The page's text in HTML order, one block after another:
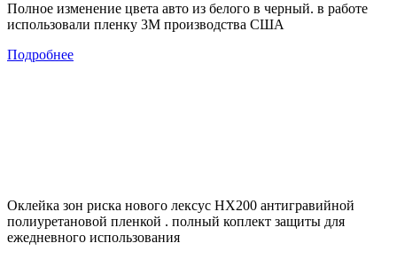
Полное изменение цвета авто из белого в черный. в работе
использовали пленку 3М производства США
Подробнее
Оклейка зон риска нового лексус НХ200 антигравийной
полиуретановой пленкой . полный коплект защиты для
ежедневного использования